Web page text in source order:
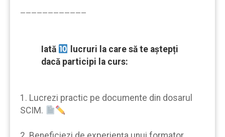
————————————
Iată
lucruri la care să te aştepți
dacă participi la curs:
1. Lucrezi practic pe documente din dosarul
SCIM.